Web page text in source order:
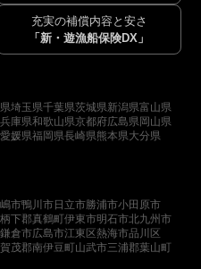
充実の補償内容と安さ
「新・遊漁船保険DX」
埼玉県千葉県茨城県新潟県富山県
兵庫県和歌山県京都府広島県岡山県
愛媛県福岡県長崎県熊本県大分県
市鴨川市日立市勝浦市小田原市
下郡真鶴町伊東市明石市北九州市
鎌倉市広島市江東区熱海市品川区
賀茂郡南伊豆町山武市三浦郡葉山町